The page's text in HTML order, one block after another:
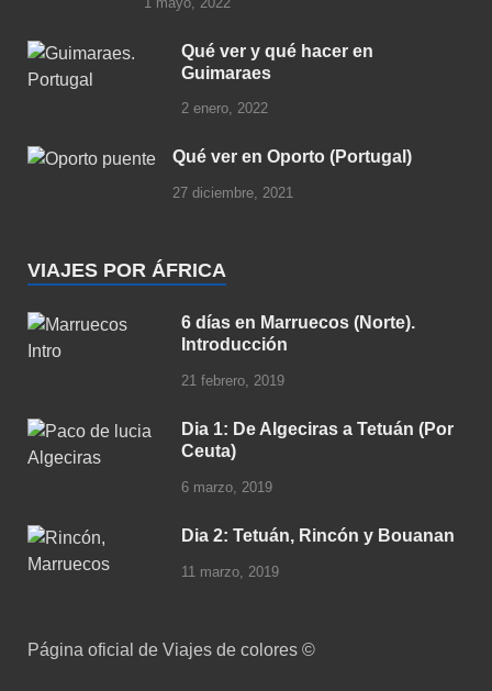
Qué ver y qué hacer en
Guimaraes
2 enero, 2022
Qué ver en Oporto (Portugal)
27 diciembre, 2021
VIAJES POR ÁFRICA
6 días en Marruecos (Norte).
Introducción
21 febrero, 2019
Dia 1: De Algeciras a Tetuán (Por
Ceuta)
6 marzo, 2019
Dia 2: Tetuán, Rincón y Bouanan
11 marzo, 2019
Página oficial de Viajes de colores ©